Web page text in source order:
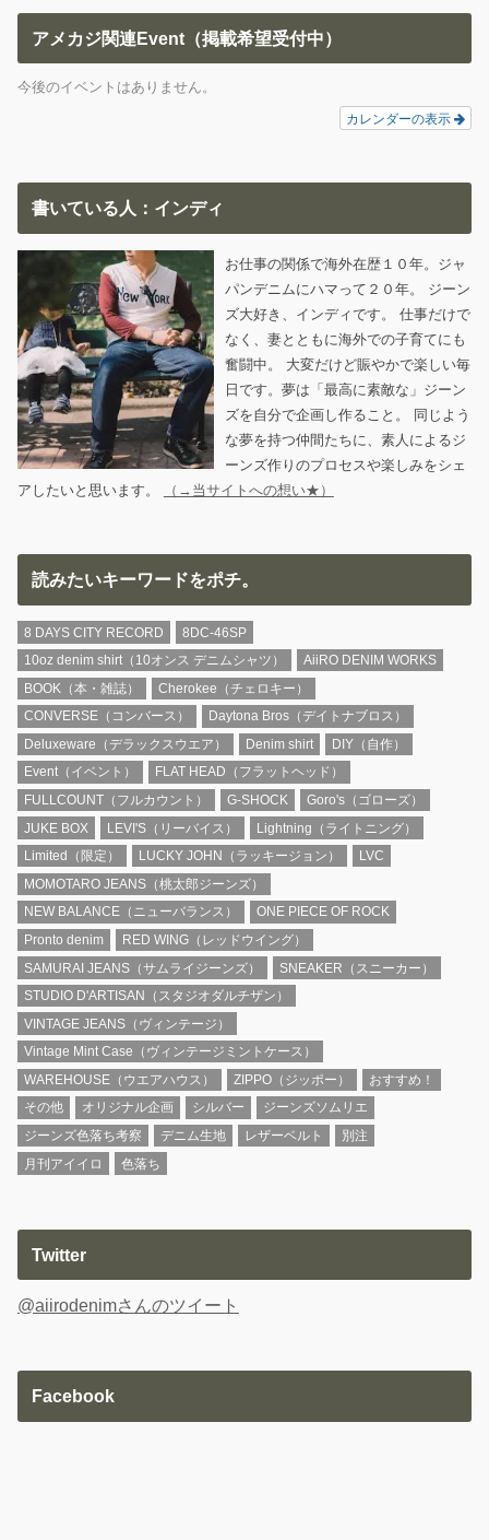
アメカジ関連Event（掲載希望受付中）
今後のイベントはありません。
カレンダーの表示
書いている人：インディ
お仕事の関係で海外在歴１０年。ジャ
パンデニムにハマって２０年。 ジーン
ズ大好き、インディです。 仕事だけで
なく、妻とともに海外での子育てにも
奮闘中。 大変だけど賑やかで楽しい毎
日です。夢は「最高に素敵な」ジーン
ズを自分で企画し作ること。 同じよう
な夢を持つ仲間たちに、素人によるジ
ーンズ作りのプロセスや楽しみをシェ
アしたいと思います。
（→当サイトへの想い★）
読みたいキーワードをポチ。
8 DAYS CITY RECORD
8DC-46SP
10oz denim shirt（10オンス デニムシャツ）
AiiRO DENIM WORKS
BOOK（本・雑誌）
Cherokee（チェロキー）
CONVERSE（コンバース）
Daytona Bros（デイトナブロス）
Deluxeware（デラックスウエア）
Denim shirt
DIY（自作）
Event（イベント）
FLAT HEAD（フラットヘッド）
FULLCOUNT（フルカウント）
G-SHOCK
Goro's（ゴローズ）
JUKE BOX
LEVI'S（リーバイス）
Lightning（ライトニング）
Limited（限定）
LUCKY JOHN（ラッキージョン）
LVC
MOMOTARO JEANS（桃太郎ジーンズ）
NEW BALANCE（ニューバランス）
ONE PIECE OF ROCK
Pronto denim
RED WING（レッドウイング）
SAMURAI JEANS（サムライジーンズ）
SNEAKER（スニーカー）
STUDIO D'ARTISAN（スタジオダルチザン）
VINTAGE JEANS（ヴィンテージ）
Vintage Mint Case（ヴィンテージミントケース）
WAREHOUSE（ウエアハウス）
ZIPPO（ジッポー）
おすすめ！
その他
オリジナル企画 シルバー
ジーンズソムリエ
ジーンズ色落ち考察
デニム生地 レザーベルト
別注
月刊アイイロ
色落ち
Twitter
@aiirodenimさんのツイート
Facebook